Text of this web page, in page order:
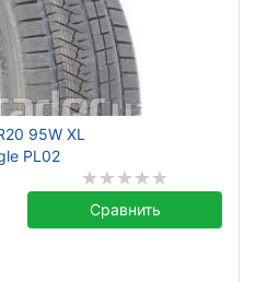
95W XL
PL02
Сравнить